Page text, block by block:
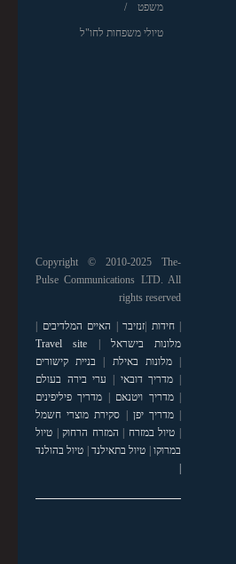
משפט
טיולי משפחות לחו"ל
Copyright © 2010-2025 The-
Pulse Communications LTD. All
rights reserved
|חידות זנזיבר האיים המלדיבים
מלונות בישראל
Travel site
|מלונות באילת
בניית קישורים
מדריך דובאי
ערי בירה בעולם
|מדריך ויטנאם
מדריך פיליפינים
|מדריך יפן
סקירת מוצרי חשמל
טיול במזרח המזרח הרחוק| טיול
במרוקו| טיול בתאילנד| טיול בהולנד